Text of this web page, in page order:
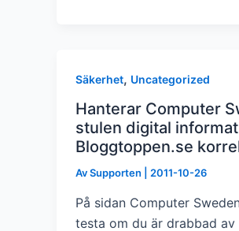
Säkerhet, Uncategorized
Hanterar Computer
stulen digital
Bloggtoppen.se
AvSupporten 2011-10-26
På sidan Computer
testa om du är drabbad av